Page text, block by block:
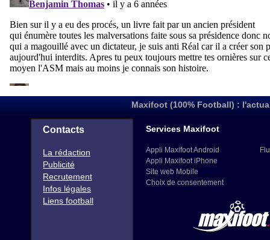
Maxifoot (100% Football) :
Contacts
La rédaction
Publicité
Recrutement
Infos légales
Liens football
Services Maxifoot
Appli Maxifoot Android
Appli Maxifoot iPhone
Site web Mobile
Choix de consentement